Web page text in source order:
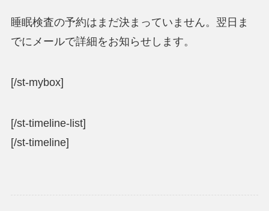
睡眠検査の予約はまだ決まっていません。翌日ま
でにメールで詳細をお知らせします。
[/st-mybox]
[/st-timeline-list]
[/st-timeline]